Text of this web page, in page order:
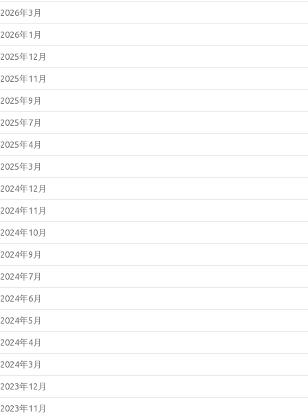
2026年3月
2026年1月
2025年12月
2025年11月
2025年9月
2025年7月
2025年4月
2025年3月
2024年12月
2024年11月
2024年10月
2024年9月
2024年7月
2024年6月
2024年5月
2024年4月
2024年3月
2023年12月
2023年11月